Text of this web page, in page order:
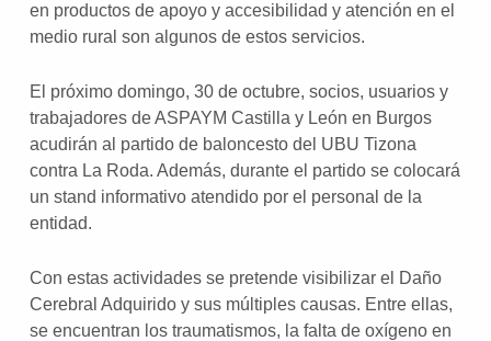
en productos de apoyo y accesibilidad y atención en el
medio rural son algunos de estos servicios.
El próximo domingo, 30 de octubre, socios, usuarios y
trabajadores de ASPAYM Castilla y León en Burgos
acudirán al partido de baloncesto del UBU Tizona
contra La Roda. Además, durante el partido se colocará
un stand informativo atendido por el personal de la
entidad.
Con estas actividades se pretende visibilizar el Daño
Cerebral Adquirido y sus múltiples causas. Entre ellas,
se encuentran los traumatismos, la falta de oxígeno en